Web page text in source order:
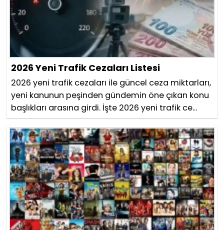
2026 Yeni Trafik Cezaları Listesi
2026 yeni trafik cezaları ile güncel ceza miktarları,
yeni kanunun peşinden gündemin öne çıkan konu
başlıkları arasına girdi. İşte 2026 yeni trafik ce...